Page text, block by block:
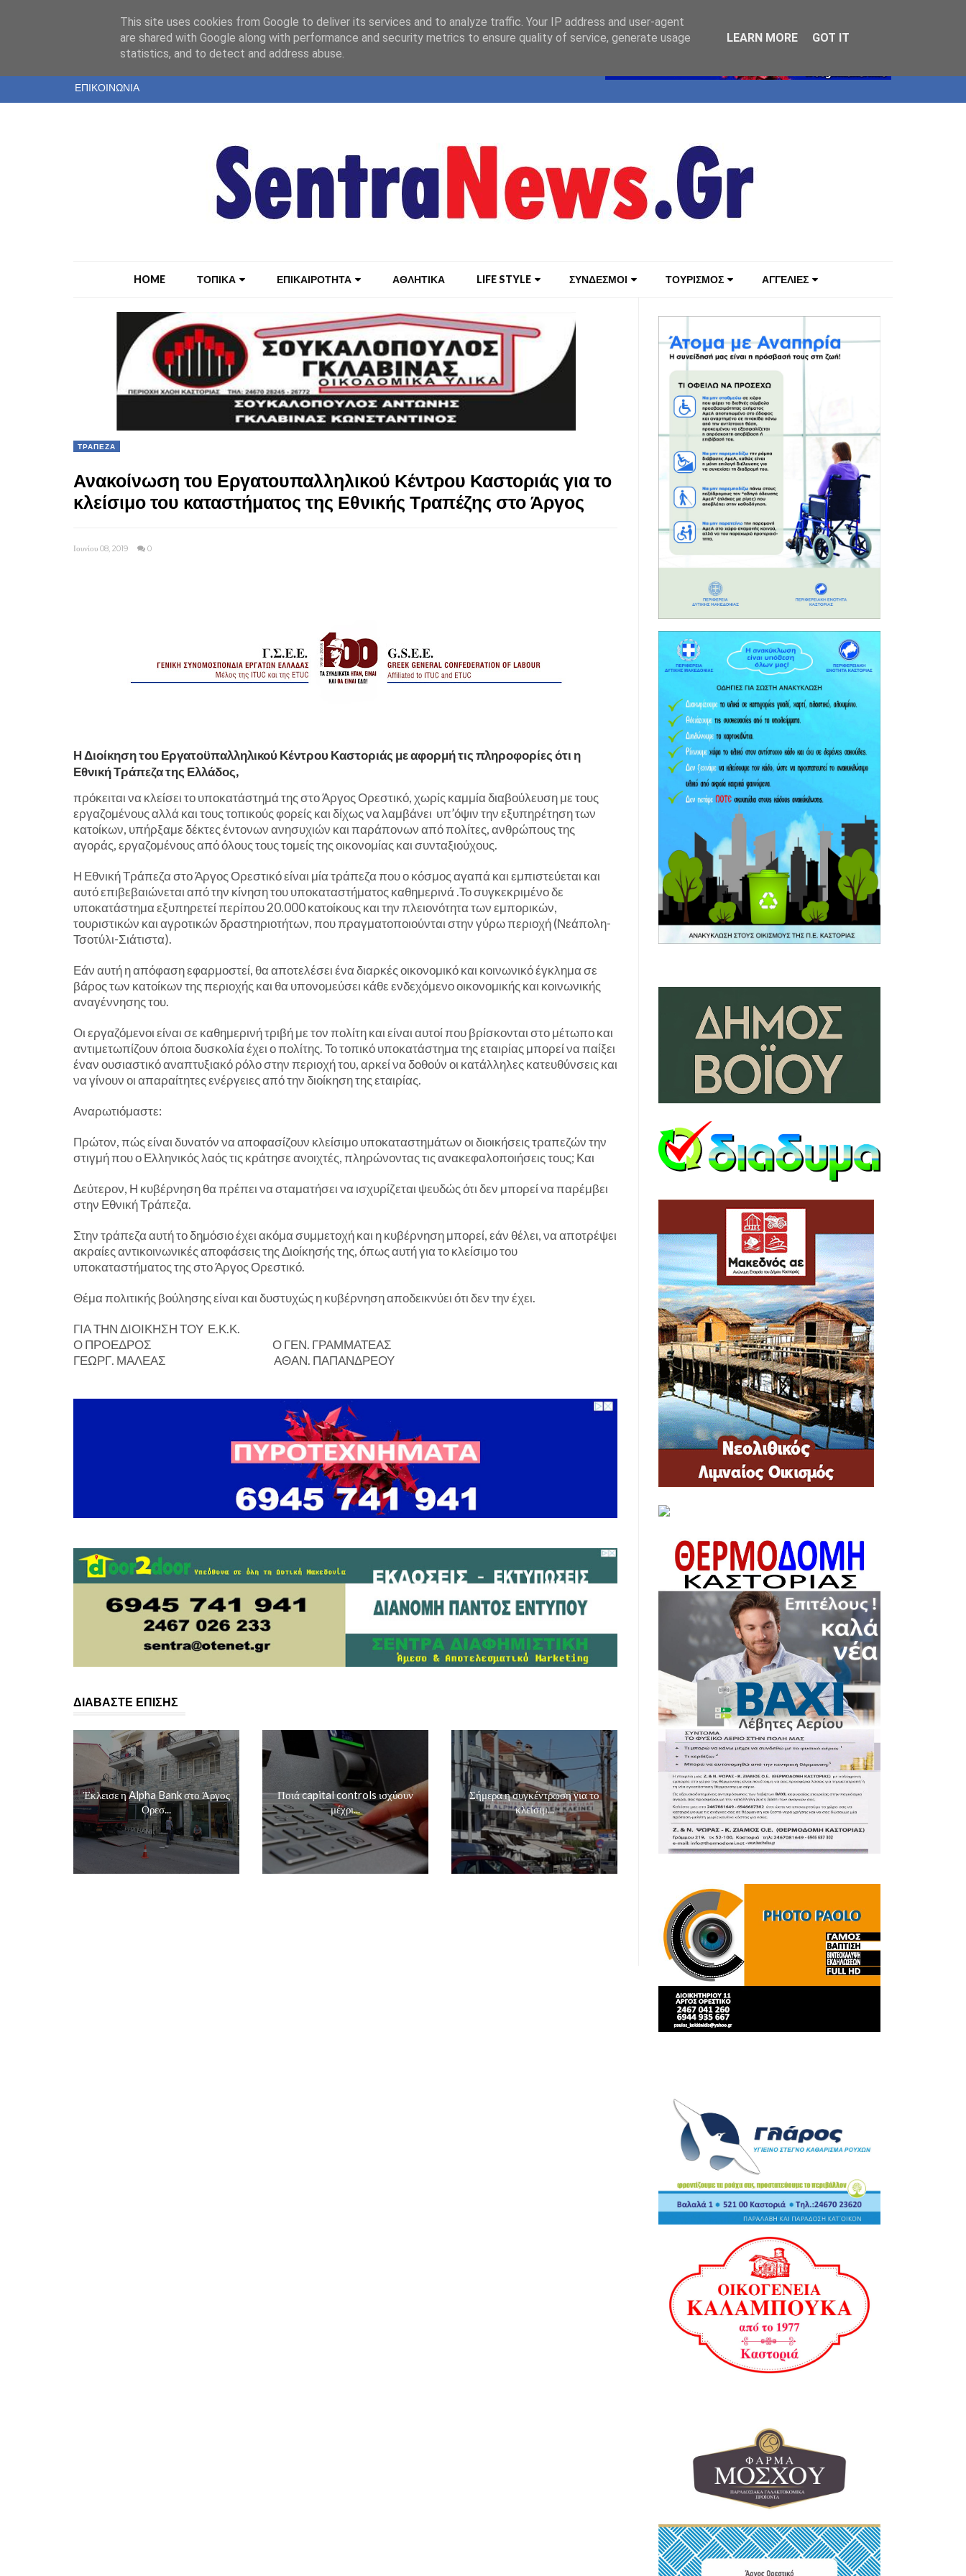
ΤΑΥΤΟΤΗΤΑ
ΕΝΤΥΠΗ ΕΚΔΟΣΗ
ΕΠΙΚΟΙΝΩΝΙΑ
HOME ΤΟΠΙΚΑ ΕΠΙΚΑΙΡΟΤΗΤΑ ΑΘΛΗΤΙΚΑ LIFE STYLE ΣΥΝΔΕΣΜΟΙ ΤΟΥΡΙΣΜΟΣ ΑΓΓΕΛΙΕΣ
ΤΡΑΠΕΖΑ
Ανακοίνωση του Εργατουπαλληλικού Κέντρου Καστοριάς για το
κλείσιμο του καταστήματος της Εθνικής Τραπέζης στο Άργος
Ιουνίου 08, 2019 0
Η Διοίκηση του Εργατοϋπαλληλικού Κέντρου Καστοριάς με αφορμή τις πληροφορίες ότι η
Εθνική Τράπεζα της Ελλάδος,
πρόκειται να κλείσει το υποκατάστημά της στο Άργος Ορεστικό, χωρίς καμμία διαβούλευση με τους
εργαζομένους αλλά και τους τοπικούς φορείς και δίχως να λαμβάνει υπ’όψιν την εξυπηρέτηση των
κατοίκων, υπήρξαμε δέκτες έντονων ανησυχιών και παράπονων από πολίτες, ανθρώπους της
αγοράς, εργαζομένους από όλους τους τομείς της οικονομίας και συνταξιούχους.
Η Εθνική Τράπεζα στο Άργος Ορεστικό είναι μία τράπεζα που ο κόσμος αγαπά και εμπιστεύεται και
αυτό επιβεβαιώνεται από την κίνηση του υποκαταστήματος καθημερινά .Το συγκεκριμένο δε
υποκατάστημα εξυπηρετεί περίπου 20.000 κατοίκους και την πλειονότητα των εμπορικών,
τουριστικών και αγροτικών δραστηριοτήτων, που πραγματοποιούνται στην γύρω περιοχή (Νεάπολη-
Τσοτύλι-Σιάτιστα).
Εάν αυτή η απόφαση εφαρμοστεί, θα αποτελέσει ένα διαρκές οικονομικό και κοινωνικό έγκλημα σε
βάρος των κατοίκων της περιοχής και θα υπονομεύσει κάθε ενδεχόμενο οικονομικής και κοινωνικής
αναγέννησης του.
Οι εργαζόμενοι είναι σε καθημερινή τριβή με τον πολίτη και είναι αυτοί που βρίσκονται στο μέτωπο και
αντιμετωπίζουν όποια δυσκολία έχει ο πολίτης. Το τοπικό υποκατάστημα της εταιρίας μπορεί να παίξει
έναν ουσιαστικό αναπτυξιακό ρόλο στην περιοχή του, αρκεί να δοθούν οι κατάλληλες κατευθύνσεις και
να γίνουν οι απαραίτητες ενέργειες από την διοίκηση της εταιρίας.
Αναρωτιόμαστε:
Πρώτον, πώς είναι δυνατόν να αποφασίζουν κλείσιμο υποκαταστημάτων οι διοικήσεις τραπεζών την
στιγμή που ο Ελληνικός λαός τις κράτησε ανοιχτές, πληρώνοντας τις ανακεφαλοποιήσεις τους; Και
Δεύτερον, Η κυβέρνηση θα πρέπει να σταματήσει να ισχυρίζεται ψευδώς ότι δεν μπορεί να παρέμβει
στην Εθνική Τράπεζα.
Στην τράπεζα αυτή το δημόσιο έχει ακόμα συμμετοχή και η κυβέρνηση μπορεί, εάν θέλει, να αποτρέψει
ακραίες αντικοινωνικές αποφάσεις της Διοίκησής της, όπως αυτή για το κλείσιμο του
υποκαταστήματος της στο Άργος Ορεστικό.
Θέμα πολιτικής βούλησης είναι και δυστυχώς η κυβέρνηση αποδεικνύει ότι δεν την έχει.
ΓΙΑ ΤΗΝ ΔΙΟΙΚΗΣΗ ΤΟΥ Ε.Κ.Κ.
Ο ΠΡΟΕΔΡΟΣ Ο ΓΕΝ. ΓΡΑΜΜΑΤΕΑΣ
ΓΕΩΡΓ. ΜΑΛΕΑΣ ΑΘΑΝ. ΠΑΠΑΝΔΡΕΟΥ
ΔΙΑΒΑΣΤΕ ΕΠΙΣΗΣ
Έκλεισε η Alpha Bank στο Άργος
Ορεσ...
Ποιά capital controls ισχύουν
μέχρι...
Σήμερα η συγκέντρωση για το
κλείσιμ...
This site uses cookies from Google to deliver its services and to analyze traffic. Your IP address and user-agent
are shared with Google along with performance and security metrics to ensure quality of service, generate usage
statistics, and to detect and address abuse.
LEARN MORE GOT IT